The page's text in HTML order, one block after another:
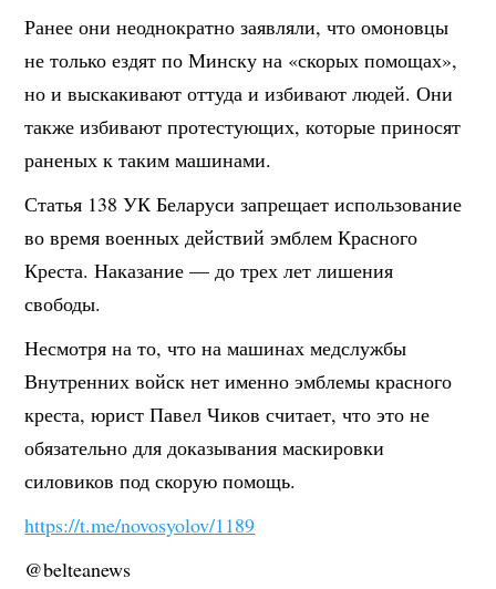
Ранее они неоднократно заявляли, что омоновцы
не только ездят по Минску на «скорых помощах»,
но и выскакивают оттуда и избивают людей. Они
также избивают протестующих, которые приносят
раненых к таким машинами.
Статья 138 УК Беларуси запрещает использование
во время военных действий эмблем Красного
Креста. Наказание — до трех лет лишения
свободы.
Несмотря на то, что на машинах медслужбы
Внутренних войск нет именно эмблемы красного
креста, юрист Павел Чиков считает, что это не
обязательно для доказывания маскировки
силовиков под скорую помощь.
https://t.me/novosyolov/1189
@belteanews